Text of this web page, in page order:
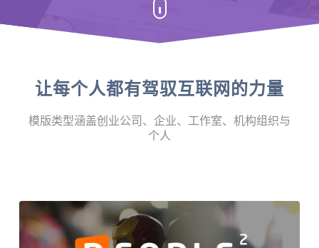
让每个人都有驾驭互联网的力量
模版类型涵盖创业公司、企业、工作室、机构组织与
个人